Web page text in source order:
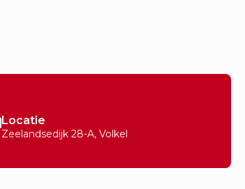
erg fijn geholpen door pim en ben
Locatie
Zeelandsedijk 28-A, Volkel